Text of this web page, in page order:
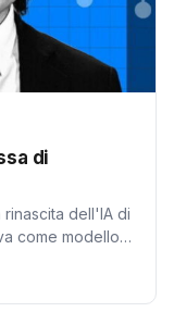
di
dell'IA di
come modello